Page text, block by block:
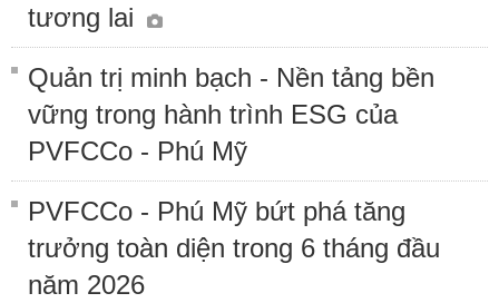
tương lai
Quản trị minh bạch - Nền tảng bền
vững trong hành trình ESG của
PVFCCo - Phú Mỹ
PVFCCo - Phú Mỹ bứt phá tăng
trưởng toàn diện trong 6 tháng đầu
năm 2026